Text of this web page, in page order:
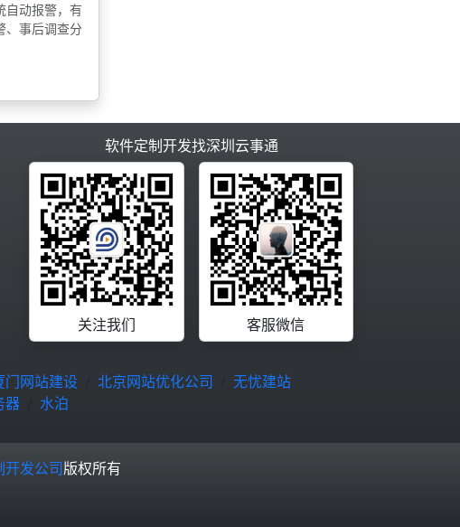
自动报警，有
、事后调查分
软件定制开发找深圳云事通
关注我们 客服微信
门网站建设 北京网站优化公司
无忧建站
器 水泊
开发公司版权所有